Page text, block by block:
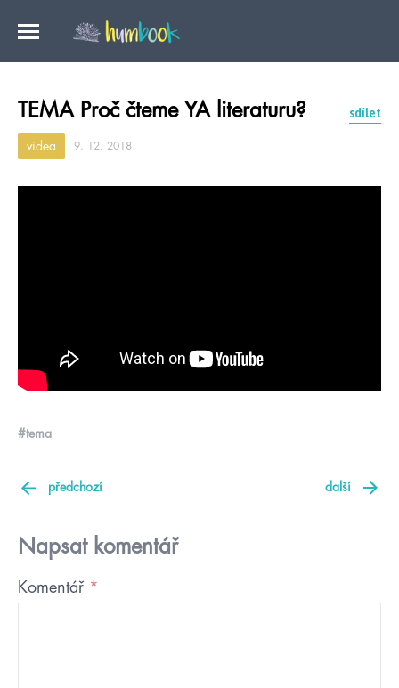
TEMA Proč čteme YA literaturu? sdílet
videa 9. 12. 2018
#tema
předchozí další
Napsat komentář
Komentář *